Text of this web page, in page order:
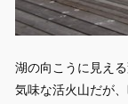
湖の向こうに見え
気味な活火山だが